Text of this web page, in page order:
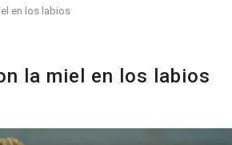
en los labios
la miel en los labios